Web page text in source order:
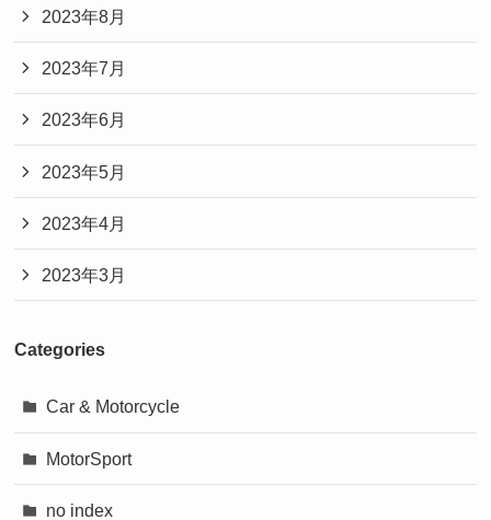
2023年8月
2023年7月
2023年6月
2023年5月
2023年4月
2023年3月
Categories
Car & Motorcycle
MotorSport
no index